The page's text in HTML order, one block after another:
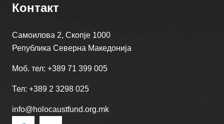
Контакт
Самоилова 2, Скопје 1000
Република Северна Македонија
Моб. тел: +389 71 399 005
Тел: +389 2 3298 025
info@holocaustfund.org.mk